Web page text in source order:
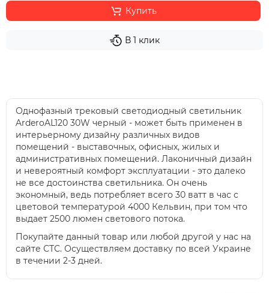
Купить
В 1 клик
Однофазный трековый светодиодный светильник
ArderoAL120 30W черный - может быть применен в
интерьерному дизайну различных видов
помещений - выставочных, офисных, жилых и
административных помещений. Лаконичный дизайн
и невероятный комфорт эксплуатации - это далеко
не все достоинства светильника. Он очень
экономный, ведь потребляет всего 30 ватт в час с
цветовой температурой 4000 Кельвин, при том что
выдает 2500 люмен светового потока.
Покупайте данный товар или любой другой у нас на
сайте СТС. Осуществляем доставку по всей Украине
в течении 2-3 дней.